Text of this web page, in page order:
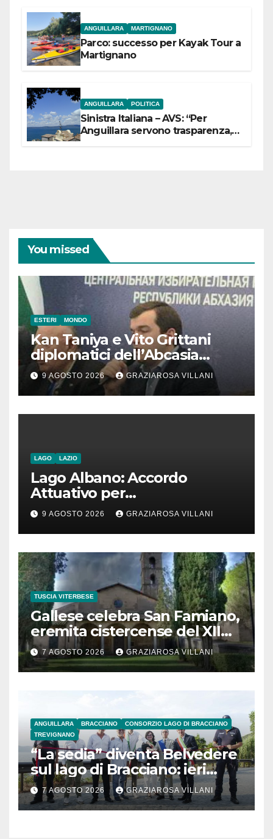
ANGUILLARA MARTIGNANO
Parco: successo per Kayak Tour a
Martignano
ANGUILLARA POLITICA
Sinistra Italiana – AVS: “Per
Anguillara servono trasparenza,
You missed
ESTERI MONDO
Kan Taniya e Vito Grittani
diplomatici dell’Abcasia
contro nota del governo
romeno. “Non si può invocare
la costruzione di ponti e allo
stesso tempo condannare
9 AGOSTO 2026 GRAZIAROSA VILLANI
LAGO LAZIO
Lago Albano: Accordo
Attuativo per
l’interconnessione
acquedottistica da 29,5
milioni di euro
9 AGOSTO 2026 GRAZIAROSA VILLANI
TUSCIA VITERBESE
Gallese celebra San Famiano,
eremita cistercense del XII
secolo
7 AGOSTO 2026 GRAZIAROSA VILLANI
ANGUILLARA BRACCIANO
CONSORZIO LAGO DI BRACCIANO
TREVIGNANO
“La sedia” diventa Belvedere
sul lago di Bracciano: ieri
l’inaugurazione
7 AGOSTO 2026 GRAZIAROSA VILLANI